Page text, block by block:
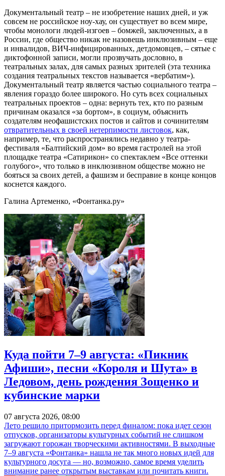
Документальный театр – не изобретение наших дней, и уж
совсем не российское ноу-хау, он существует во всем мире,
чтобы монологи людей-изгоев – бомжей, заключенных, а в
России, где общество никак не назовешь инклюзивным – еще
и инвалидов, ВИЧ-инфицированных, детдомовцев, – сятые с
диктофонной записи, могли прозвучать дословно, в
театральных залах, для самых разных зрителей (эта техника
создания театральных текстов называется «вербатим»).
Документальный театр является частью социального театра –
явления гораздо более широкого. Но суть всех социальных
театральных проектов – одна: вернуть тех, кто по разным
причинам оказался «за бортом», в социум, объяснить
создателям неофашистских постов и сайтов и сочинителям
отвратительных в своей нетерпимости листовок, как,
например, те, что распространялись недавно у театра-
фестиваля «Балтийский дом» во время гастролей на этой
площадке театра «Сатирикон» со спектаклем «Все оттенки
голубого», что только в инклюзивном обществе можно не
бояться за своих детей, а фашизм и бесправие в конце концов
коснется каждого.
Галина Артеменко, «Фонтанка.ру»
Куда пойти 7–9 августа: «Пикник
Афиши», песни «Короля и Шута» в
Ледовом, день рождения Зощенко и
кубинские марки
07 августа 2026, 08:00
Лето решило притормозить перед финалом: пока идет сезон
отпусков, организаторы культурных событий не слишком
загружают горожан творческими активностями. В выходные
7–9 августа «Фонтанка» нашла не так много новых идей для
культурного досуга — но, возможно, самое время уделить
внимание ранее открытым выставкам или почитать книги.